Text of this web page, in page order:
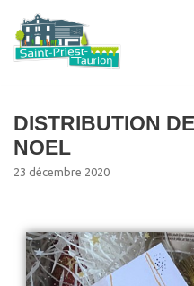
Aller
au
contenu
DISTRIBUTION
NOEL
23 décembre 2020